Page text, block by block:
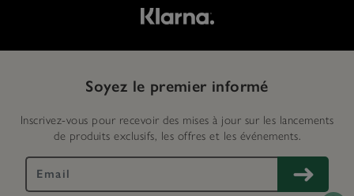
Soyez le premier informé
Inscrivez-vous pour recevoir des mises à jour sur les lancements
de produits exclusifs, les offres et les événements.